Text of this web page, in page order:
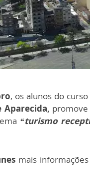
, os alunos do
Aparecida,
“turismo
mais